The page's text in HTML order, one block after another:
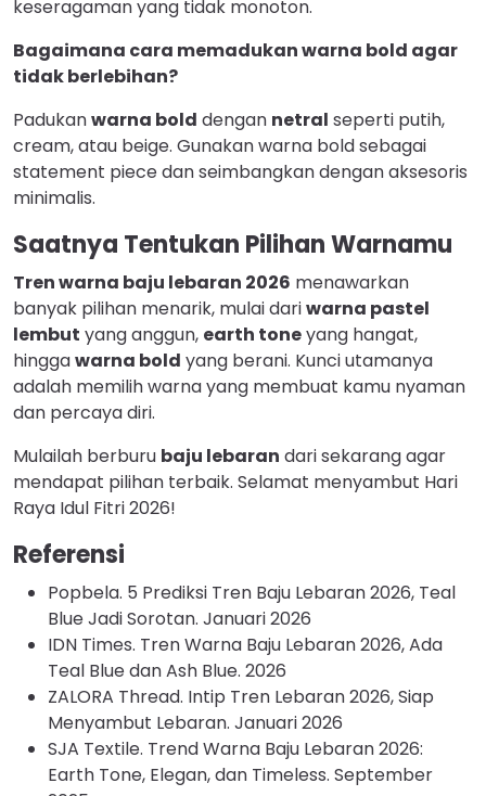
keseragaman yang tidak monoton.
Bagaimana cara memadukan warna bold agar
tidak berlebihan?
Padukanwarna bold dengan netral seperti putih,
cream, atau beige. Gunakan warna bold sebagai
statement piece dan seimbangkan dengan aksesoris
minimalis.
Saatnya Tentukan Pilihan Warnamu
Tren warna baju lebaran 2026 menawarkan
banyak pilihan menarik, mulai dariwarna pastel
lembut yang anggun, earth toneyang hangat,
hinggawarna bold yang berani. Kunci utamanya
adalah memilih warna yang membuat kamu nyaman
dan percaya diri.
Mulailah berburu baju lebaran dari sekarang agar
mendapat pilihan terbaik. Selamat menyambut Hari
Raya Idul Fitri 2026!
Referensi
Popbela. 5 Prediksi Tren Baju Lebaran 2026, Teal
Blue Jadi Sorotan. Januari 2026
IDN Times. Tren Warna Baju Lebaran 2026, Ada
Teal Blue dan Ash Blue. 2026
ZALORA Thread. Intip Tren Lebaran 2026, Siap
Menyambut Lebaran. Januari 2026
SJA Textile. Trend Warna Baju Lebaran 2026:
Earth Tone, Elegan, dan Timeless. September